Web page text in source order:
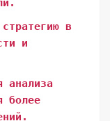
в
и
анализа
более